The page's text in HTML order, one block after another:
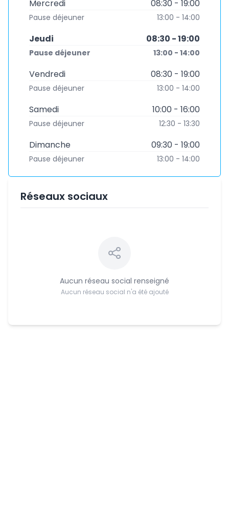
Mercredi 08:30 - 19:00
Pause déjeuner 13:00 - 14:00
Jeudi 08:30 - 19:00
Pause déjeuner 13:00 - 14:00
Vendredi 08:30 - 19:00
Pause déjeuner 13:00 - 14:00
Samedi 10:00 - 16:00
Pause déjeuner 12:30 - 13:30
Dimanche 09:30 - 19:00
Pause déjeuner 13:00 - 14:00
Réseaux sociaux
Aucun réseau social renseigné
Aucun réseau social n'a été ajouté